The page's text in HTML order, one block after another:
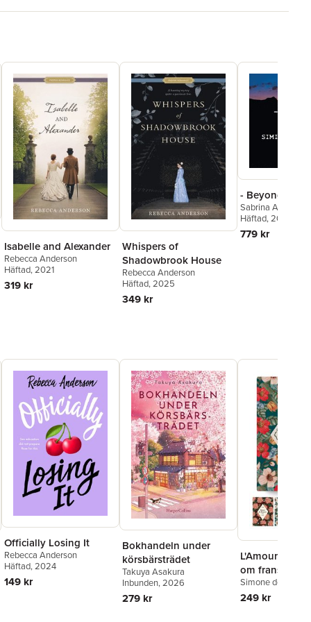
Isabelle and Alexander
Rebecca Anderson
Häftad, 2021
319 kr
Whispers of
Shadowbrook House
Rebecca Anderson
Häftad, 2025
349 kr
- Beyond -
Sabrina Anderson
Anderson
Häftad, 2019
779 kr
Officially Losing It
Rebecca Anderson
Häftad, 2024
149 kr
Bokhandeln under
körsbärsträdet
Takuya Asakura
Inbunden, 2026
279 kr
L'Amour - fyra
om fransk
Simone de
Maupassant
Francoise Sagan
249 kr